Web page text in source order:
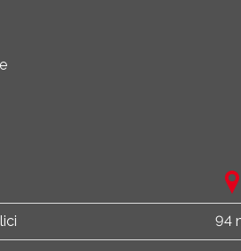
94